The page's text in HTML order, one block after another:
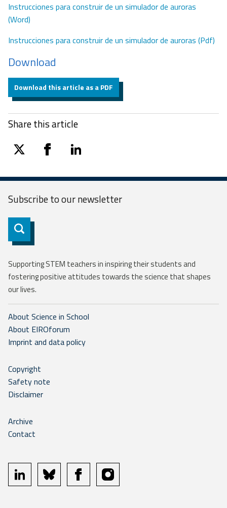
Instrucciones para construir de un simulador de auroras
(Word)
Instrucciones para construir de un simulador de auroras (Pdf)
Download
Download this article as a PDF
Share this article
twitter facebooklinkedin
Subscribe to ournewsletter
Subscribe
Supporting STEM teachers in inspiring their students and
fostering positive attitudes towards the science that shapes
our lives.
About Science in School
About EIROforum
Imprint and data policy
Copyright
Safety note
Disclaimer
Archive
Contact
linkedin bluesky facebookinstagram